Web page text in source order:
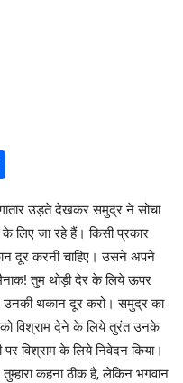
उड़ते देखकर समुद्र ने सोचा
के लिए जा रहे हैं। किसी प्रकार
दूर करनी चाहिए। उसने अपने
तुम थोड़ी देर के लिये ऊपर
उनकी थकान दूर करो। समुद्र का
विश्राम देने के लिये तुरंत उनके
विश्राम के लिये निवेदन किया।
कहना ठीक है, लेकिन भगवान